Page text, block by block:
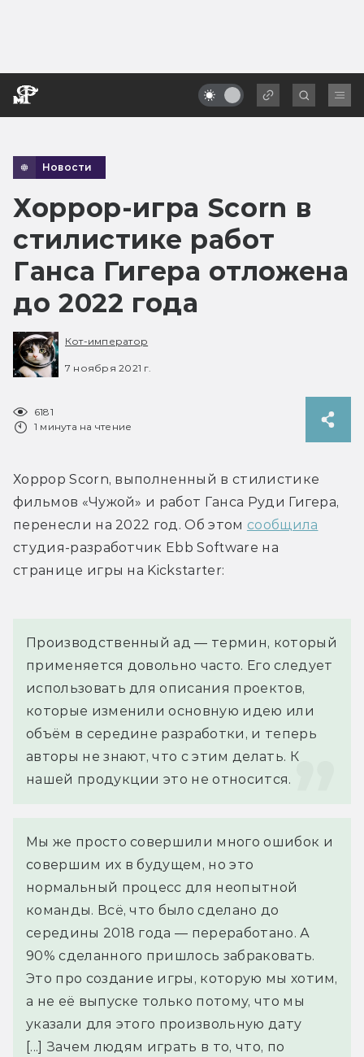
Новости
Хоррор-игра Scorn в
стилистике работ
Ганса Гигера отложена
до 2022 года
Кот-император
7 ноября 2021 г.
6181
1 минута на чтение
Хоррор Scorn, выполненный в стилистике
фильмов «Чужой» и работ Ганса Руди Гигера,
перенесли на 2022 год. Об этом сообщила
студия-разработчик Ebb Software на
странице игры на Kickstarter:
Производственный ад — термин, который
применяется довольно часто. Его следует
использовать для описания проектов,
которые изменили основную идею или
объём в середине разработки, и теперь
авторы не знают, что с этим делать. К
нашей продукции это не относится.
Мы же просто совершили много ошибок и
совершим их в будущем, но это
нормальный процесс для неопытной
команды. Всё, что было сделано до
середины 2018 года — переработано. А
90% сделанного пришлось забраковать.
Это про создание игры, которую мы хотим,
а не её выпуске только потому, что мы
указали для этого произвольную дату
[...] Зачем людям играть в то, что, по